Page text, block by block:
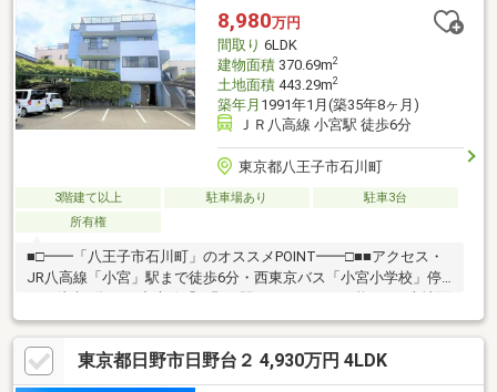
8,980万円
間取り 6LDK
建物面積370.69m2
土地面積443.29m2
築年月 1991年1月(築35年8ヶ月)
ＪＲ八高線 小宮駅 徒歩6分
東京都八王子市石川町
3階建て以上 駐車場あり
駐車3台
所有権
■□━━「八王子市石川町」のオススメPOINT━━□■■アクセス・
JR八高線「小宮」駅まで徒歩6分・西東京バス「小宮小学校」停
まで徒歩2分 JR中央線「日野」駅までアクセス可能など■土地面
積約134.09坪。■3階建、6LDK+事務所の一棟ビル。■南東側・北
西側の2方道路に面しているため陽当り良好。■2・3階の居住スペ
ースへは 事務所の他、外階段からもアクセス可能。■駐車場・
駐輪場・バイク置き場有り！■周辺環境・八王子市立小宮小学
東京都日野市日野台２ 4,930万円 4LDK